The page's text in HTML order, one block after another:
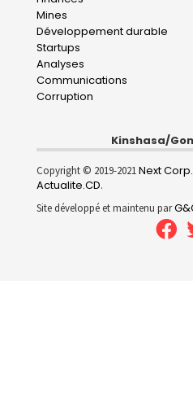
Mines
Développement durable
Startups
Analyses
Communications
Corruption
Kinshasa/
Copyright © 2019-2021Next Corp.
Actualite.CD.
Site développé et maintenu par